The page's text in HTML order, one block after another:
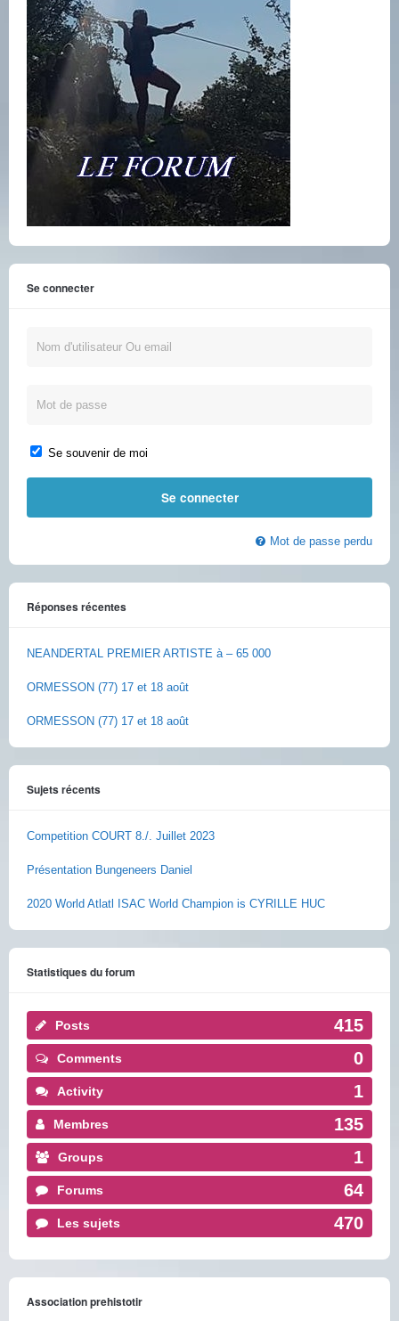
Se connecter
Se souvenir de moi
Mot de passe perdu
Réponses récentes
NEANDERTAL PREMIER ARTISTE à – 65 000
ORMESSON (77) 17 et 18 août
ORMESSON (77) 17 et 18 août
Sujets récents
Competition COURT 8./. Juillet 2023
Présentation Bungeneers Daniel
2020 World Atlatl ISAC World Champion is CYRILLE HUC
Statistiques du forum
Posts 415
Comments 0
Activity 1
Membres 135
Groups 1
Forums 64
Les sujets 470
Association prehistotir